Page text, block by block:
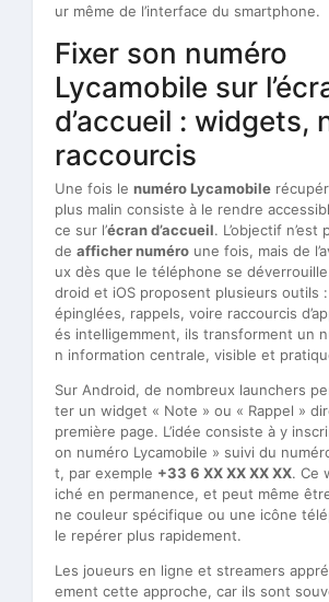
ur même de l’interface du smartphone.
Fixer son numéro
Lycamobile sur
d’accueil : widgets,
raccourcis
Une fois le numéro Lycamobile
plus malin consiste à le rendre
ce sur l’écran d’accueil. L’objectif
de afficher numéro une fois, mais de
ux dès que le téléphone se
droid et iOS proposent plusieurs outils
épinglées, rappels, voire raccourcis
és intelligemment, ils transforment un
n information centrale, visible et
Sur Android, de nombreux launchers
ter un widget « Note » ou « Rappel »
première page. L’idée consiste à y
on numéro Lycamobile » suivi du
t, par exemple +33 6 XX XX XX XX. Ce
iché en permanence, et peut même
ne couleur spécifique ou une icône
le repérer plus rapidement.
Les joueurs en ligne et streamers
ement cette approche, car ils sont